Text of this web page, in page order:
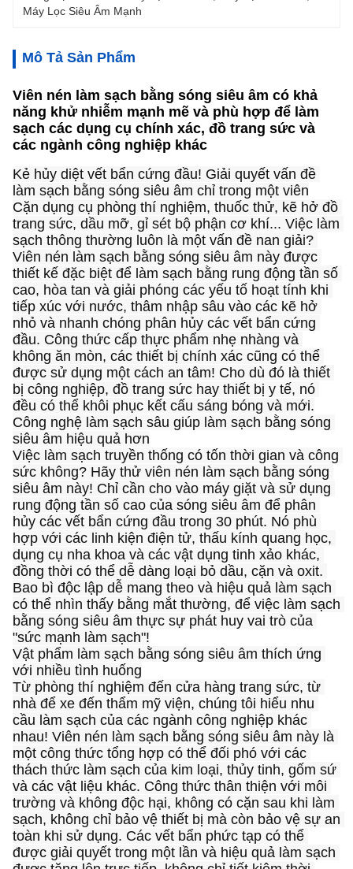
Máy Lọc Siêu Âm Mạnh
Mô Tả Sản Phẩm
Viên nén làm sạch bằng sóng siêu âm có khả
năng khử nhiễm mạnh mẽ và phù hợp để làm
sạch các dụng cụ chính xác, đồ trang sức và
các ngành công nghiệp khác
Kẻ hủy diệt vết bẩn cứng đầu! Giải quyết vấn đề
làm sạch bằng sóng siêu âm chỉ trong một viên
Cặn dụng cụ phòng thí nghiệm, thuốc thử, kẽ hở đồ
trang sức, dầu mỡ, gỉ sét bộ phận cơ khí... Việc làm
sạch thông thường luôn là một vấn đề nan giải?
Viên nén làm sạch bằng sóng siêu âm này được
thiết kế đặc biệt để làm sạch bằng rung động tần số
cao, hòa tan và giải phóng các yếu tố hoạt tính khi
tiếp xúc với nước, thâm nhập sâu vào các kẽ hở
nhỏ và nhanh chóng phân hủy các vết bẩn cứng
đầu. Công thức cấp thực phẩm nhẹ nhàng và
không ăn mòn, các thiết bị chính xác cũng có thể
được sử dụng một cách an tâm! Cho dù đó là thiết
bị công nghiệp, đồ trang sức hay thiết bị y tế, nó
đều có thể khôi phục kết cấu sáng bóng và mới.
Công nghệ làm sạch sâu giúp làm sạch bằng sóng
siêu âm hiệu quả hơn
Việc làm sạch truyền thống có tốn thời gian và công
sức không? Hãy thử viên nén làm sạch bằng sóng
siêu âm này! Chỉ cần cho vào máy giặt và sử dụng
rung động tần số cao của sóng siêu âm để phân
hủy các vết bẩn cứng đầu trong 30 phút. Nó phù
hợp với các linh kiện điện tử, thấu kính quang học,
dụng cụ nha khoa và các vật dụng tinh xảo khác,
đồng thời có thể dễ dàng loại bỏ dầu, cặn và oxit.
Bao bì độc lập dễ mang theo và hiệu quả làm sạch
có thể nhìn thấy bằng mắt thường, để việc làm sạch
bằng sóng siêu âm thực sự phát huy vai trò của
"sức mạnh làm sạch"!
Vật phẩm làm sạch bằng sóng siêu âm thích ứng
với nhiều tình huống
Từ phòng thí nghiệm đến cửa hàng trang sức, từ
nhà để xe đến thẩm mỹ viện, chúng tôi hiểu nhu
cầu làm sạch của các ngành công nghiệp khác
nhau! Viên nén làm sạch bằng sóng siêu âm này là
một công thức tổng hợp có thể đối phó với các
thách thức làm sạch của kim loại, thủy tinh, gốm sứ
và các vật liệu khác. Công thức thân thiện với môi
trường và không độc hại, không có cặn sau khi làm
sạch, không chỉ bảo vệ thiết bị mà còn bảo vệ sự an
toàn khi sử dụng. Các vết bẩn phức tạp có thể
được giải quyết trong một lần và hiệu quả làm sạch